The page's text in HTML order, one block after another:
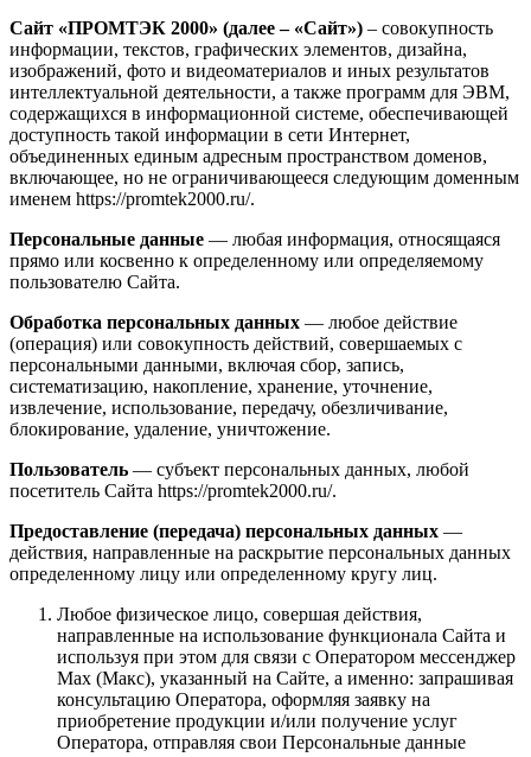
Сайт «ПРОМТЭК 2000» (далее – «Сайт») – совокупность
информации, текстов, графических элементов, дизайна,
изображений, фото и видеоматериалов и иных результатов
интеллектуальной деятельности, а также программ для ЭВМ,
содержащихся в информационной системе, обеспечивающей
доступность такой информации в сети Интернет,
объединенных единым адресным пространством доменов,
включающее, но не ограничивающееся следующим доменным
именем https://promtek2000.ru/.
Персональные данные — любая информация, относящаяся
прямо или косвенно к определенному или определяемому
пользователю Сайта.
Обработка персональных данных — любое действие
(операция) или совокупность действий, совершаемых с
персональными данными, включая сбор, запись,
систематизацию, накопление, хранение, уточнение,
извлечение, использование, передачу, обезличивание,
блокирование, удаление, уничтожение.
Пользователь — субъект персональных данных, любой
посетитель Сайта https://promtek2000.ru/.
Предоставление (передача) персональных данных —
действия, направленные на раскрытие персональных данных
определенному лицу или определенному кругу лиц.
Любое физическое лицо, совершая действия,
направленные на использование функционала Сайта и
используя при этом для связи с Оператором мессенджер
Max (Макс), указанный на Сайте, а именно: запрашивая
консультацию Оператора, оформляя заявку на
приобретение продукции и/или получение услуг
Оператора, отправляя свои Персональные данные